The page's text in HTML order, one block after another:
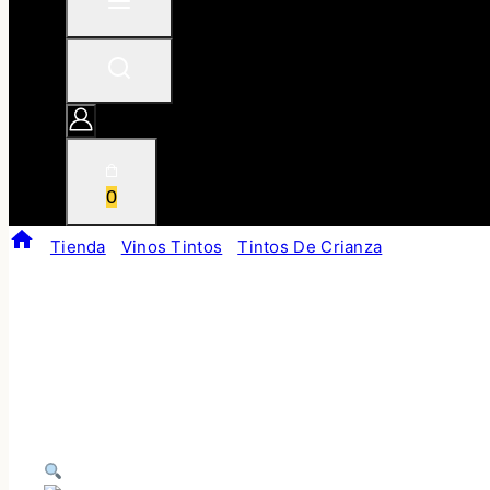
0
Tienda Vinos Tintos Tintos De Crianza